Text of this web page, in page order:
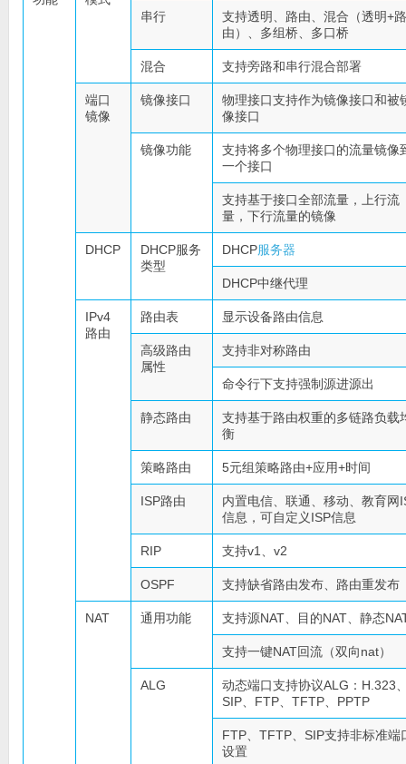
串行
支持透明、路由、混合（透明+路
由）、多组桥、多口桥
混合 支持旁路和串行混合部署
端口
镜像
镜像接口
物理接口支持作为镜像接口和被
像接口
镜像功能
支持将多个物理接口的流量镜像
一个接口
支持基于接口全部流量，上行流
量，下行流量的镜像
DHCP
DHCP服务
类型
DHCP服务器
DHCP中继代理
IPv4
路由
路由表 显示设备路由信息
高级路由
属性
支持非对称路由
命令行下支持强制源进源出
静态路由
支持基于路由权重的多链路负载
衡
策略路由 5元组策略路由+应用+时间
ISP路由
内置电信、联通、移动、教育网
信息，可自定义ISP信息
RIP 支持v1、v2
OSPF 支持缺省路由发布、路由重发布
NAT 通用功能 支持源NAT、目的NAT、静态
支持一键NAT回流（双向nat）
ALG
动态端口支持协议ALG：H.323
SIP、FTP、TFTP、PPTP
FTP、TFTP、SIP支持非标准端
设置